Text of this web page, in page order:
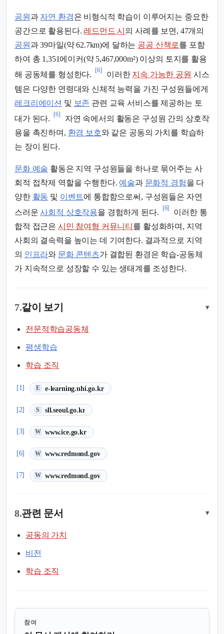
공원 과 자연 환경은 비형식적 학습이 이루어지는 중요한
공간으로 활용된다. 레드먼드 시 의 사례를 보면, 47개의
공원 과 39마일(약 62.7km)에 달하는 공공 산책로를 포함
하여 총 1,351에이커(약 5,467,000m²) 이상의 토지를 활용
해 공동체를 형성한다.
[6]
이러한 지속 가능한 공원 시스
템은 다양한 연령대와 신체적 능력을 가진 구성원들에게
레크리에이션 및 보존 관련 교육 서비스를 제공하는 토
대가 된다.
[6]
자연 속에서의 활동은 구성원 간의 상호작
용을 촉진하며, 환경 보호와 같은 공동의 가치를 학습하
는 장이 된다.
문화 예술 활동은 지역 구성원들을 하나로 묶어주는 사
회적 접착제 역할을 수행한다. 예술과 문화적 경험을 다
양한 활동 및 이벤트에 통합함으로써, 구성원들은 자연
스러운사회적 상호작용을 경험하게 된다.
[6]
이러한 통
합적 접근은 시민 참여형 커뮤니티 를 활성화하며, 지역
사회의 결속력을 높이는 데 기여한다. 결과적으로 지역
의 인프라와 문화 콘텐츠가 결합된 환경은 학습-공동체
가 지속적으로 성장할 수 있는 생태계를 조성한다.
7.같이 보기 ▾
전문적학습공동체
평생학습
학습 조직
[1] E e-learning.nhi.go.kr
(새 탭에서 열림)
[2] S sll.seoul.go.kr
(새 탭에서 열림)
[3] W www.ice.go.kr
(새 탭에서 열림)
[6] W www.redmond.gov
(새 탭에서 열림)
[7] W www.redmond.gov
(새 탭에서 열림)
8.관련 문서 ▾
공동의 가치
비전
학습 조직
참여